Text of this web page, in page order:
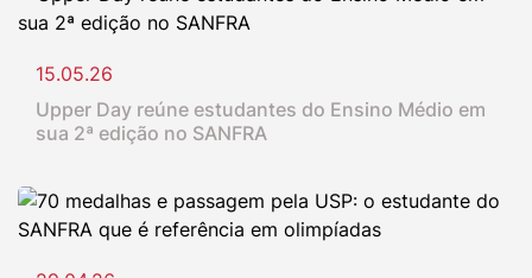
15.05.26
Upper Day reúne estudantes do Ensino Médio em
sua 2ª edição no SANFRA